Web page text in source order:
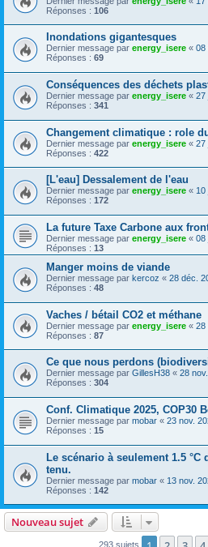
Réponses : 106
Inondations gigantesques
Dernier message par energy_isere « 08
Réponses : 69
Conséquences des déchets
Dernier message par energy_isere « 27
Réponses : 341
Changement climatique : role
Dernier message par energy_isere « 27
Réponses : 422
[L'eau] Dessalement de l'eau
Dernier message par energy_isere « 10
Réponses : 172
La future Taxe Carbone aux
Dernier message par energy_isere « 08
Réponses : 13
Manger moins de viande
Dernier message par kercoz « 28 déc.
Réponses : 48
Vaches / bétail CO2 et méthane
Dernier message par energy_isere « 28
Réponses : 87
Ce que nous perdons
Dernier message par GillesH38 « 28
Réponses : 304
Conf. Climatique 2025, COP30
Dernier message par mobar « 23 nov.
Réponses : 15
Le scénario à seulement 1.5 °C
tenu.
Dernier message par mobar « 13 nov.
Réponses : 142
Nouveau sujet
293 sujets